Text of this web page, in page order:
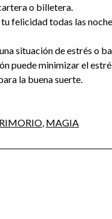
o billetera.
felicidad todas las
situación de estrés o
puede minimizar el
la buena suerte.
, MAGIA